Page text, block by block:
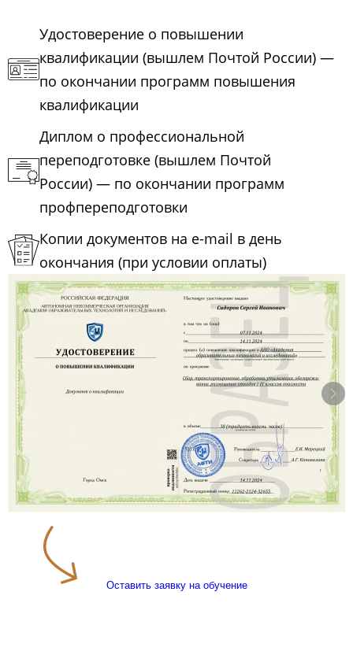
Удостоверение о повышении
квалификации (вышлем Почтой России) —
по окончании программ повышения
квалификации
Диплом о профессиональной
переподготовке (вышлем Почтой
России) — по окончании программ
профпереподготовки
Копии документов на e-mail в день
окончания (при условии оплаты)
Оставить заявку на обучение